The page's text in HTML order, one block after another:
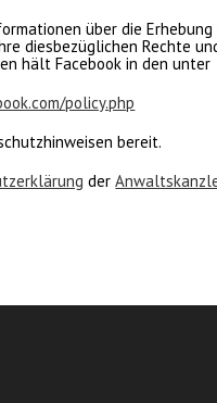
über die
diesbezüglichen Rechte
hält Facebook in den unter
policy.php
bereit.
der